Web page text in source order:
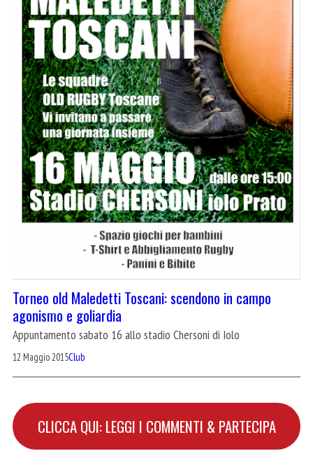
Torneo old Maledetti Toscani: scendono in campo
agonismo e goliardia
Appuntamento sabato 16 allo stadio Chersoni di Iolo
12 Maggio 2015Club
CLICCA QUI: LEGGI I COMMENTI & PARTECIPA